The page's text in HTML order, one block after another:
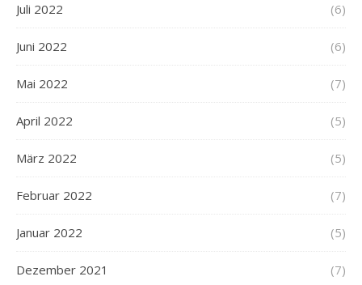
Juli 2022 (6)
Juni 2022 (6)
Mai 2022 (7)
April 2022 (5)
März 2022 (5)
Februar 2022 (7)
Januar 2022 (5)
Dezember 2021 (7)